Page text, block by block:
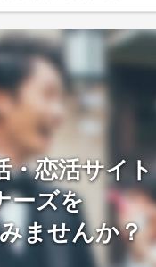
・恋活サイト
ーズを
ませんか？